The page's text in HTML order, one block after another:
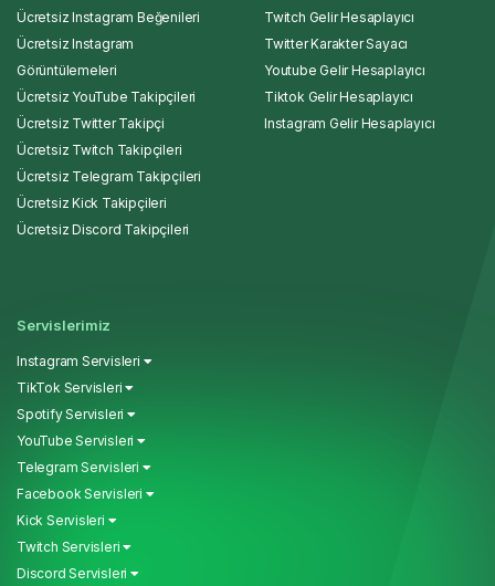
Ücretsiz Instagram Beğenileri
Ücretsiz Instagram
Görüntülemeleri
Ücretsiz YouTube Takipçileri
Ücretsiz Twitter Takipçi
Ücretsiz Twitch Takipçileri
Ücretsiz Telegram Takipçileri
Ücretsiz Kick Takipçileri
Ücretsiz Discord Takipçileri
Twitch Gelir Hesaplayıcı
Twitter Karakter Sayacı
Youtube Gelir Hesaplayıcı
Tiktok Gelir Hesaplayıcı
Instagram Gelir Hesaplayıcı
Servislerimiz
Instagram Servisleri
TikTok Servisleri
Spotify Servisleri
YouTube Servisleri
Telegram Servisleri
Facebook Servisleri
Kick Servisleri
Twitch Servisleri
Discord Servisleri